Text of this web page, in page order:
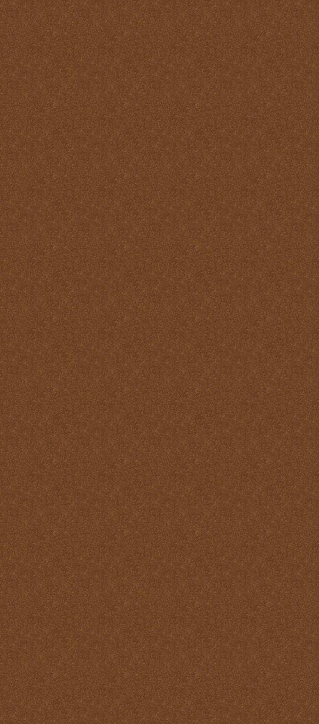
Misterio de unidad
Necesidad de aprender lo
que es la Santa Misa
No hay cosa que más odie
el demonio que la Santa
Misa
Nuestra vida debe ser una
Santa Misa prolongada
Nuestro sacrificio se
transforma en el sacrificio
de Cristo
Ofertorio
Participación
Partícipes de la naturaleza
divina
Petición y acción de
gracias
Plegarias Eucarísticas
Por Cristo con Él y en Él
Preparación para la Santa
Misa
Real y verdadera presencia
de Jesús en la Eucaristía
remotepost@sancta-missa-
cotidiana.org
Reparación
Ser Eucaristía
Sin etiqueta
Transubstanciación
Un milagro de amor